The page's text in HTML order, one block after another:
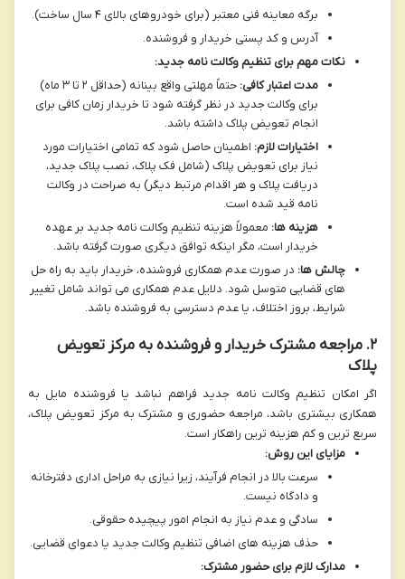
برگه معاینه فنی معتبر (برای خودروهای بالای ۴ سال ساخت).
آدرس و کد پستی خریدار و فروشنده.
نکات مهم برای تنظیم وکالت نامه جدید:
مدت اعتبار کافی:
حتماً مهلتی واقع بینانه (حداقل ۲ تا ۳ ماه)
برای وکالت جدید در نظر گرفته شود تا خریدار زمان کافی برای
انجام تعویض پلاک داشته باشد.
اختیارات لازم: اطمینان حاصل شود که تمامی اختیارات مورد
نیاز برای تعویض پلاک (شامل فک پلاک، نصب پلاک جدید،
دریافت پلاک و هر اقدام مرتبط دیگر) به صراحت در وکالت
نامه قید شده است.
هزینه ها: معمولاً هزینه تنظیم وکالت نامه جدید بر عهده
خریدار است، مگر اینکه توافق دیگری صورت گرفته باشد.
چالش ها: در صورت عدم همکاری فروشنده، خریدار باید به راه حل
های قضایی متوسل شود. دلایل عدم همکاری می تواند شامل تغییر
شرایط، بروز اختلاف، یا عدم دسترسی به فروشنده باشد.
۲. مراجعه مشترک خریدار و فروشنده به مرکز تعویض
پلاک
اگر امکان تنظیم وکالت نامه جدید فراهم نباشد یا فروشنده مایل به
همکاری بیشتری باشد، مراجعه حضوری و مشترک به مرکز تعویض پلاک،
سریع ترین و کم هزینه ترین راهکار است.
مزایای این روش:
سرعت بالا در انجام فرآیند، زیرا نیازی به مراحل اداری دفترخانه
و دادگاه نیست.
سادگی و عدم نیاز به انجام امور پیچیده حقوقی.
حذف هزینه های اضافی تنظیم وکالت جدید یا دعوای قضایی.
مدارک لازم برای حضور مشترک: